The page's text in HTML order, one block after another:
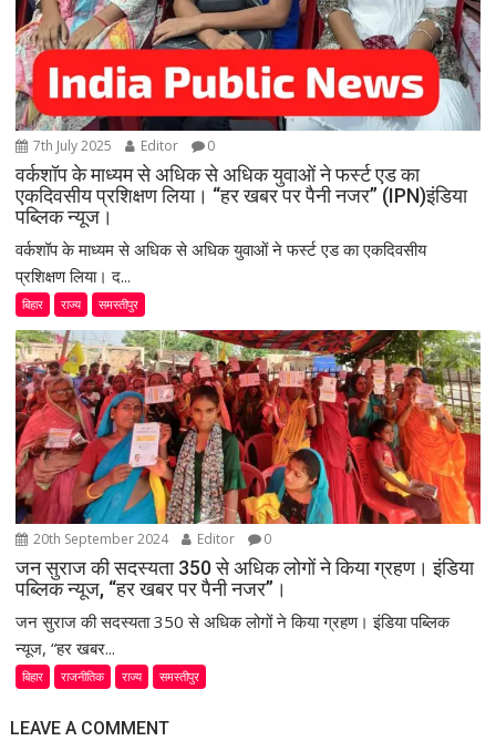
7th July 2025 Editor 0
वर्कशॉप के माध्यम से अधिक से अधिक युवाओं ने फर्स्ट एड का
एकदिवसीय प्रशिक्षण लिया। “हर खबर पर पैनी नजर” (IPN)इंडिया
पब्लिक न्यूज।
वर्कशॉप के माध्यम से अधिक से अधिक युवाओं ने फर्स्ट एड का एकदिवसीय
प्रशिक्षण लिया। द...
बिहार राज्य समस्तीपुर
20th September 2024 Editor 0
जन सुराज की सदस्यता 350 से अधिक लोगों ने किया ग्रहण। इंडिया
पब्लिक न्यूज, “हर खबर पर पैनी नजर”।
जन सुराज की सदस्यता 350 से अधिक लोगों ने किया ग्रहण। इंडिया पब्लिक
न्यूज, “हर खबर...
बिहार राजनीतिक राज्य समस्तीपुर
LEAVE A COMMENT